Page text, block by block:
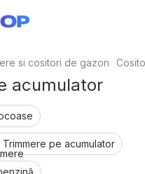
si cositori de gazon
acumulator
Trimmere pe acumulator